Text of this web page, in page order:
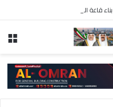
الاحتفالات بالبيت الأبيض